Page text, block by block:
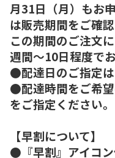
月31日（月）もお
は販売期間をご確認
この期間のご注文
週間～10日程度で
●配達日のご指定は
●配達時間をご希
をご指定ください。
【早割について】
●『早割』アイコ